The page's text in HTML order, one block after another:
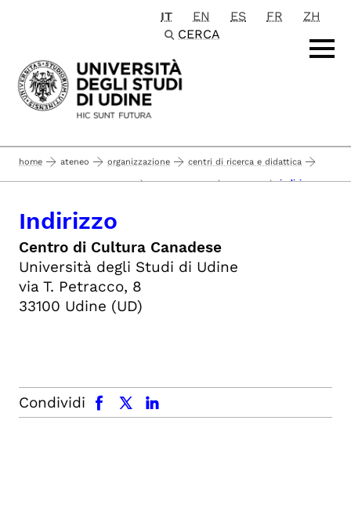
Passa al contenuto principale
IT EN ES FR
ZH
CERCA
home ateneo organizzazione centri di ricerca e didattica
centro di cultura canadese presentazione contatti indirizzo
Indirizzo
Centro di Cultura Canadese
Università degli Studi di Udine
via T. Petracco, 8
33100 Udine (UD)
Condividi
facebook x.com linkedin